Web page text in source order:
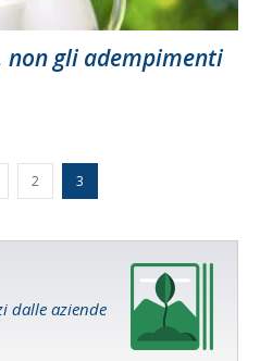
gli adempimenti
2 3
dalle aziende